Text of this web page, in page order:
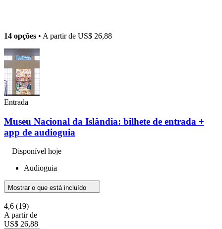
14 opções • A partir de US$ 26,88
Entrada
Museu Nacional da Islândia: bilhete de entrada +
app de audioguia
Disponível hoje
Audioguia
Mostrar o que está incluído
4,6 (19)
A partir de
US$ 26,88